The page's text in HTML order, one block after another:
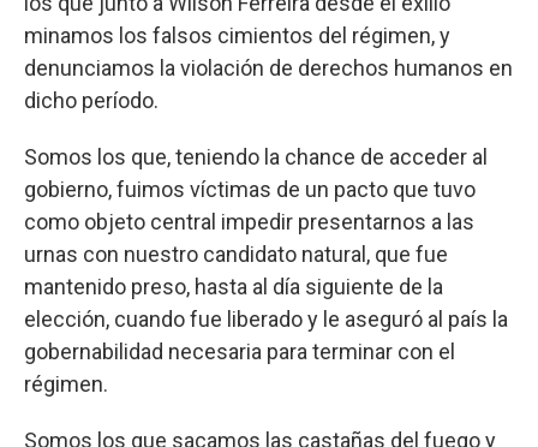
minamos los falsos cimientos del régimen, y
denunciamos la violación de derechos humanos en
dicho período.
Somos los que, teniendo la chance de acceder al
gobierno, fuimos víctimas de un pacto que tuvo
como objeto central impedir presentarnos a las
urnas con nuestro candidato natural, que fue
mantenido preso, hasta al día siguiente de la
elección, cuando fue liberado y le aseguró al país la
gobernabilidad necesaria para terminar con el
régimen.
Somos los que sacamos las castañas del fuego y